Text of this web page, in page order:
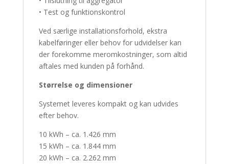
• Test og funktionskontrol
Ved særlige installationsforhold, ekstra
kabelføringer eller behov for udvidelser kan
der forekomme meromkostninger, som altid
aftales med kunden på forhånd.
Størrelse og dimensioner
Systemet leveres kompakt og kan udvides
efter behov.
10 kWh – ca. 1.426 mm
15 kWh – ca. 1.844 mm
20 kWh – ca. 2.262 mm